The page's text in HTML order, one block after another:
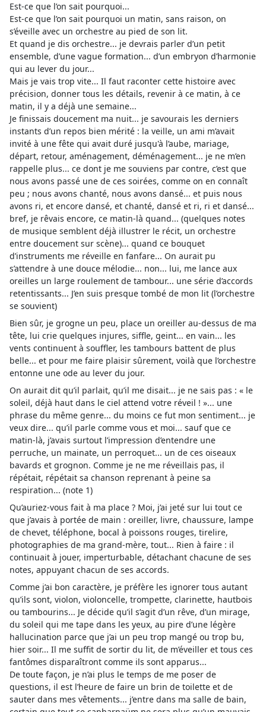
Est-ce que l’on sait pourquoi...
Est-ce que l’on sait pourquoi un matin, sans raison, on
s’éveille avec un orchestre au pied de son lit.
Et quand je dis orchestre... je devrais parler d’un petit
ensemble, d’une vague formation... d’un embryon d’harmonie
qui au lever du jour...
Mais je vais trop vite... Il faut raconter cette histoire avec
précision, donner tous les détails, revenir à ce matin, à ce
matin, il y a déjà une semaine...
Je finissais doucement ma nuit... je savourais les derniers
instants d’un repos bien mérité : la veille, un ami m’avait
invité à une fête qui avait duré jusqu'à l’aube, mariage,
départ, retour, aménagement, déménagement... je ne m’en
rappelle plus... ce dont je me souviens par contre, c’est que
nous avons passé une de ces soirées, comme on en connaît
peu ; nous avons chanté, nous avons dansé... et puis nous
avons ri, et encore dansé, et chanté, dansé et ri, ri et dansé...
bref, je rêvais encore, ce matin-là quand... (quelques notes
de musique semblent déjà illustrer le récit, un orchestre
entre doucement sur scène)... quand ce bouquet
d’instruments me réveille en fanfare... On aurait pu
s’attendre à une douce mélodie... non... lui, me lance aux
oreilles un large roulement de tambour... une série d’accords
retentissants... J’en suis presque tombé de mon lit (l’orchestre
se souvient)
Bien sûr, je grogne un peu, place un oreiller au-dessus de ma
tête, lui crie quelques injures, siffle, geint... en vain... les
vents continuent à souffler, les tambours battent de plus
belle... et pour me faire plaisir sûrement, voilà que l’orchestre
entonne une ode au lever du jour.
On aurait dit qu’il parlait, qu’il me disait... je ne sais pas : « le
soleil, déjà haut dans le ciel attend votre réveil ! »... une
phrase du même genre... du moins ce fut mon sentiment... je
veux dire... qu’il parle comme vous et moi... sauf que ce
matin-là, j’avais surtout l’impression d’entendre une
perruche, un mainate, un perroquet... un de ces oiseaux
bavards et grognon. Comme je ne me réveillais pas, il
répétait, répétait sa chanson reprenant à peine sa
respiration... (note 1)
Qu’auriez-vous fait à ma place ? Moi, j’ai jeté sur lui tout ce
que j’avais à portée de main : oreiller, livre, chaussure, lampe
de chevet, téléphone, bocal à poissons rouges, tirelire,
photographies de ma grand-mère, tout... Rien à faire : il
continuait à jouer, imperturbable, détachant chacune de ses
notes, appuyant chacun de ses accords.
Comme j’ai bon caractère, je préfère les ignorer tous autant
qu’ils sont, violon, violoncelle, trompette, clarinette, hautbois
ou tambourins... Je décide qu’il s’agit d’un rêve, d’un mirage,
du soleil qui me tape dans les yeux, au pire d’une légère
hallucination parce que j’ai un peu trop mangé ou trop bu,
hier soir... Il me suffit de sortir du lit, de m’éveiller et tous ces
fantômes disparaîtront comme ils sont apparus...
De toute façon, je n’ai plus le temps de me poser de
questions, il est l’heure de faire un brin de toilette et de
sauter dans mes vêtements... j’entre dans ma salle de bain,